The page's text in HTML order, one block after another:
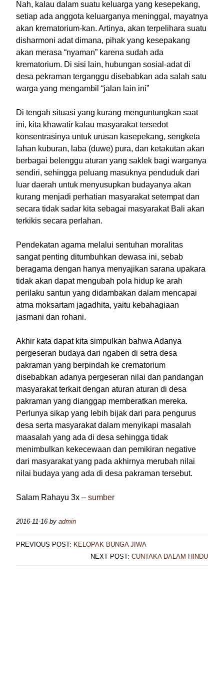
Nah, kalau dalam suatu keluarga yang kesepekang,
setiap ada anggota keluarganya meninggal, mayatnya
akan krematorium-kan. Artinya, akan terpelihara suatu
disharmoni adat dimana, pihak yang kesepakang
akan merasa “nyaman” karena sudah ada
krematorium. Di sisi lain, hubungan sosial-adat di
desa pekraman terganggu disebabkan ada salah satu
warga yang mengambil “jalan lain ini”
Di tengah situasi yang kurang menguntungkan saat
ini, kita khawatir kalau masyarakat tersedot
konsentrasinya untuk urusan kasepekang, sengketa
lahan kuburan, laba (duwe) pura, dan ketakutan akan
berbagai belenggu aturan yang saklek bagi warganya
sendiri, sehingga peluang masuknya penduduk dari
luar daerah untuk menyusupkan budayanya akan
kurang menjadi perhatian masyarakat setempat dan
secara tidak sadar kita sebagai masyarakat Bali akan
terkikis secara perlahan.
Pendekatan agama melalui sentuhan moralitas
sangat penting ditumbuhkan dewasa ini, sebab
beragama dengan hanya menyajikan sarana upakara
tidak akan dapat mengubah pola hidup ke arah
perilaku santun yang didambakan dalam mencapai
atma moksartam jagadhita, yaitu kebahagiaan
jasmani dan rohani.
Akhir kata dapat kita simpulkan bahwa Adanya
pergeseran budaya dari ngaben di setra desa
pakraman yang berpindah ke crematorium
disebabkan adanya pergeseran nilai dan pandangan
masyarakat terkait dengan aturan aturan di desa
pakraman yang dianggap memberatkan mereka.
Perlunya sikap yang lebih bijak dari para pengurus
desa serta masyarakat dalam menyikapi masalah
maasalah yang ada di desa sehingga tidak
menimbulkan kekecewaan dan pemikiran negative
dari masyarakat yang pada akhirnya merubah nilai
nilai budaya yang ada di desa pakraman tersebut.
Salam Rahayu 3x – sumber
2016-11-16 by admin
PREVIOUS POST: KELOPAK BUNGA JIWA
NEXT POST: CUNTAKA DALAM HINDU